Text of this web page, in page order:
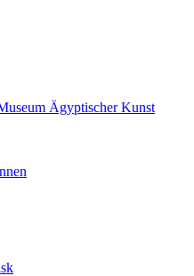
Ägyptischer Kunst